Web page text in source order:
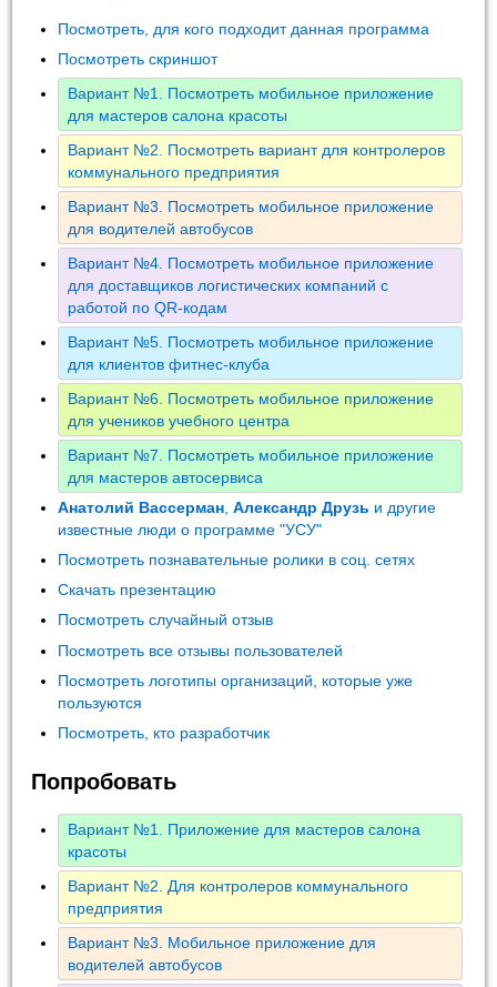
Посмотреть, для кого подходит данная программа
Посмотреть скриншот
Вариант №1. Посмотреть мобильное приложение
для мастеров салона красоты
Вариант №2. Посмотреть вариант для контролеров
коммунального предприятия
Вариант №3. Посмотреть мобильное приложение
для водителей автобусов
Вариант №4. Посмотреть мобильное приложение
для доставщиков логистических компаний с
работой по QR-кодам
Вариант №5. Посмотреть мобильное приложение
для клиентов фитнес-клуба
Вариант №6. Посмотреть мобильное приложение
для учеников учебного центра
Вариант №7. Посмотреть мобильное приложение
для мастеров автосервиса
Анатолий Вассерман ,Александр Друзь и другие
известные люди о программе "УСУ"
Посмотреть познавательные ролики в соц. сетях
Скачать презентацию
Посмотреть случайный отзыв
Посмотреть все отзывы пользователей
Посмотреть логотипы организаций, которые уже
пользуются
Посмотреть, кто разработчик
Попробовать
Вариант №1. Приложение для мастеров салона
красоты
Вариант №2. Для контролеров коммунального
предприятия
Вариант №3. Мобильное приложение для
водителей автобусов